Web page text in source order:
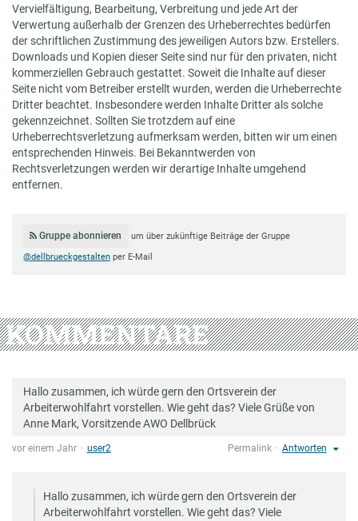
Vervielfältigung, Bearbeitung, Verbreitung und jede Art der
Verwertung außerhalb der Grenzen des Urheberrechtes bedürfen
der schriftlichen Zustimmung des jeweiligen Autors bzw. Erstellers.
Downloads und Kopien dieser Seite sind nur für den privaten, nicht
kommerziellen Gebrauch gestattet. Soweit die Inhalte auf dieser
Seite nicht vom Betreiber erstellt wurden, werden die Urheberrechte
Dritter beachtet. Insbesondere werden Inhalte Dritter als solche
gekennzeichnet. Sollten Sie trotzdem auf eine
Urheberrechtsverletzung aufmerksam werden, bitten wir um einen
entsprechenden Hinweis. Bei Bekanntwerden von
Rechtsverletzungen werden wir derartige Inhalte umgehend
entfernen.
Gruppe abonnieren
um über zukünftige Beiträge der Gruppe
@dellbrueckgestaltenper E-Mail
KOMMENTARE
Hallo zusammen, ich würde gern den Ortsverein der
Arbeiterwohlfahrt vorstellen. Wie geht das? Viele Grüße von
Anne Mark, Vorsitzende AWO Dellbrück
vor einem Jahr user2 Permalink Antworten
Hallo zusammen, ich würde gern den Ortsverein der
Arbeiterwohlfahrt vorstellen. Wie geht das? Viele